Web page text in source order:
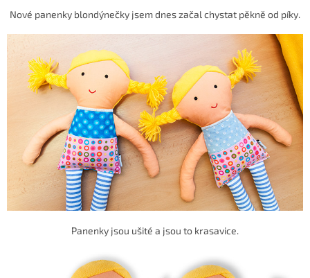
Nové panenky blondýnečky jsem dnes začal chystat pěkně od píky.
Panenky jsou ušité a jsou to krasavice.